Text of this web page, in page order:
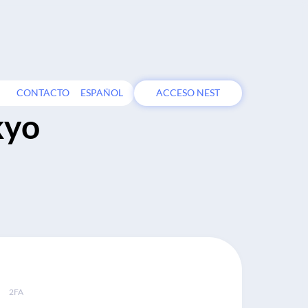
CONTACTO ESPAÑOL ACCESO NEST
2FA